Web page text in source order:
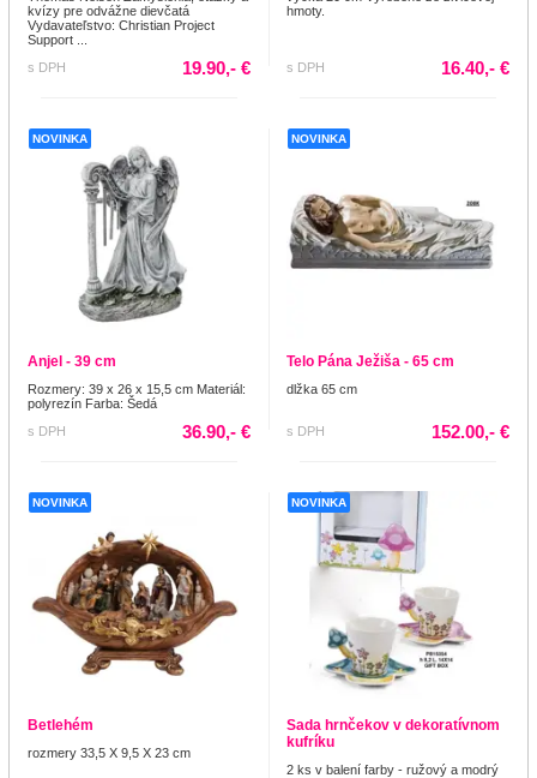
kvízy pre odvážne dievčatá
Vydavateľstvo: Christian Project
Support ...
s DPH
19.90,- €
hmoty.
s DPH 16.40,- €
NOVINKA
Anjel - 39 cm
Rozmery: 39 x 26 x 15,5 cm Materiál:
polyrezín Farba: Šedá
s DPH
36.90,- €
NOVINKA
Telo Pána Ježiša - 65 cm
dlžka 65 cm
s DPH 152.00,- €
NOVINKA
Betlehém
rozmery 33,5 X 9,5 X 23 cm
NOVINKA
Sada hrnčekov v dekoratívnom
kufríku
2 ks v balení farby - ružový a modrý